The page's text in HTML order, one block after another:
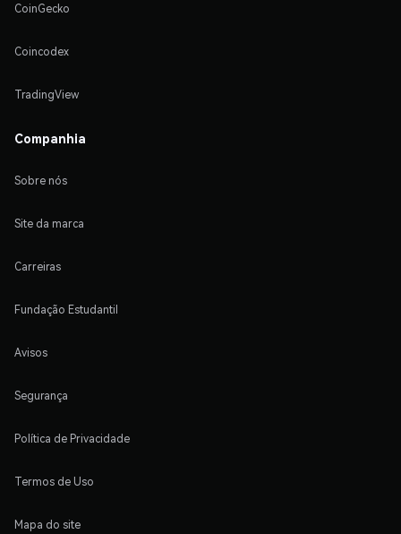
CoinGecko
Coincodex
TradingView
Companhia
Sobre nós
Site da marca
Carreiras
Fundação Estudantil
Avisos
Segurança
Política de Privacidade
Termos de Uso
Mapa do site